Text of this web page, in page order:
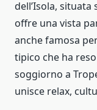
dell’Isola,
offre una vista
anche famosa
tipico che ha
soggiorno a
unisce relax,